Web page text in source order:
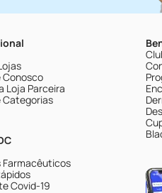
Conosco
Loja Parceira
Categorias
Farmacêuticos
Covid-19